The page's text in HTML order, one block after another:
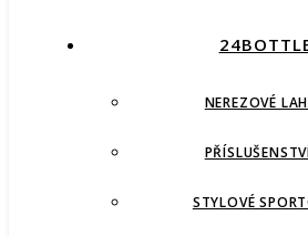
NEREZOVÉ
STYLOVÉ